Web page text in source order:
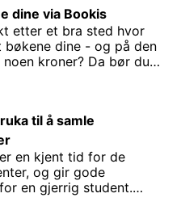
funn. Riksantikvaren
om du finner noe
dine via Bookis
etter et bra sted hvor
bøkene dine - og på den
kroner? Da bør du
enten du er på jakt
eller andre ting
til å samle
en kjent tid for de
og gir gode
en gjerrig student.